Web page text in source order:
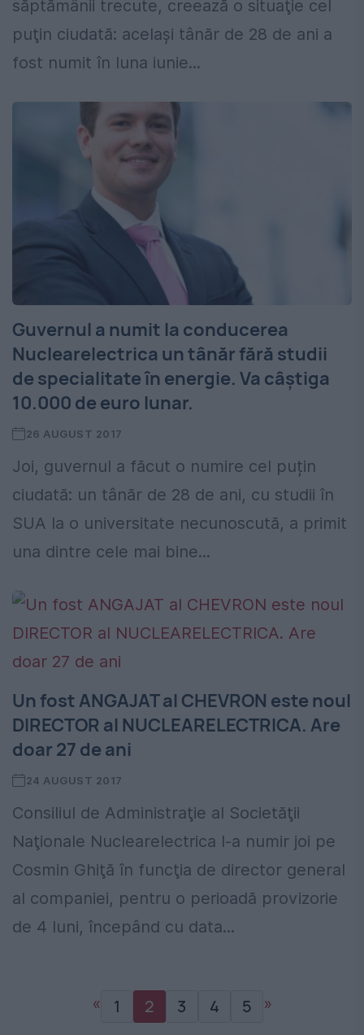
săptămânii trecute, creează o situaţie cel
puţin ciudată: acelaşi tânăr de 28 de ani a
fost numit în luna iunie...
Guvernul a numit la conducerea
Nuclearelectrica un tânăr fără studii
de specialitate în energie. Va câștiga
10.000 de euro lunar.
26 AUGUST 2017
Joi, guvernul a făcut o numire cel puțin
ciudată: un tânăr de 28 de ani, cu studii în
SUA la o universitate necunoscută, a primit
una dintre cele mai bine...
Un fost ANGAJAT al CHEVRON este noul
DIRECTOR al NUCLEARELECTRICA. Are
doar 27 de ani
24 AUGUST 2017
Consiliul de Administraţie al Societăţii
Naţionale Nuclearelectrica l-a numir joi pe
Cosmin Ghiţă în funcţia de director general
al companiei, pentru o perioadă provizorie
de 4 luni, începând cu data...
« 1 2 3 4 5 »